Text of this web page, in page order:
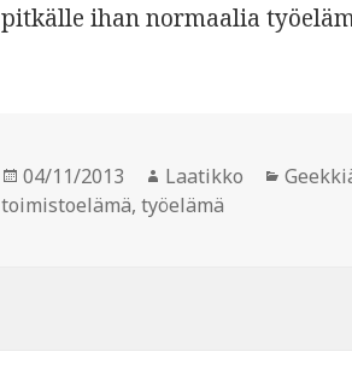
pitkälle ihan normaalia
Julkaistu
04/11/2013 Kirjoittaja
Laatikko
toimistoelämä,työelämä